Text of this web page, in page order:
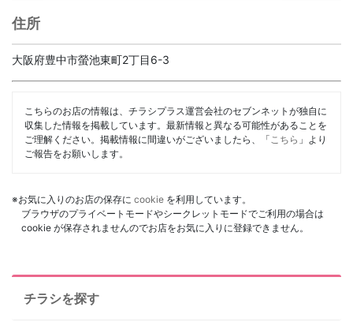
住所
大阪府豊中市螢池東町2丁目6-3
こちらのお店の情報は、チラシプラス運営会社のセブンネットが独自に
収集した情報を掲載しています。最新情報と異なる可能性があることを
ご理解ください。掲載情報に間違いがございましたら、「 こちら 」より
ご報告をお願いします。
※お気に入りのお店の保存に cookie を利用しています。
ブラウザのプライベートモードやシークレットモードでご利用の場合は
cookie が保存されませんのでお店をお気に入りに登録できません。
チラシを探す